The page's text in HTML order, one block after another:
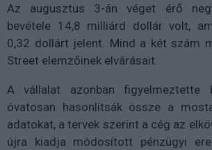
Az augusztus 3-án véget érő
bevétele 14,8 milliárd dollár volt,
0,32 dollárt jelent. Mind a két szám
Street elemzőinek elvárásait.
A vállalat azonban figyelmeztette
óvatosan hasonlítsák össze a
adatokat, a tervek szerint a cég az
újra kiadja módosított pénzügyi